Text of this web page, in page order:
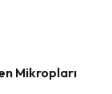
Mikropları